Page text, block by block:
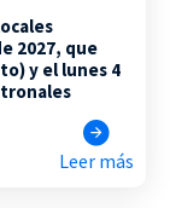
2027, que
y el lunes 4
Leer más